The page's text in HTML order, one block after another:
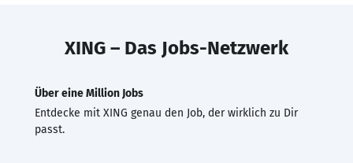
XING – Das Jobs-Netzwerk
Über eine Million Jobs
Entdecke mit XING genau den Job, der wirklich zu Dir
passt.